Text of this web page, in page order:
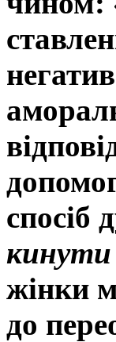
спосіб
жінки
до